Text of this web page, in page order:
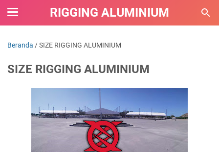
RIGGING ALUMINIUM
Beranda /SIZE RIGGING ALUMINIUM
SIZE RIGGING ALUMINIUM